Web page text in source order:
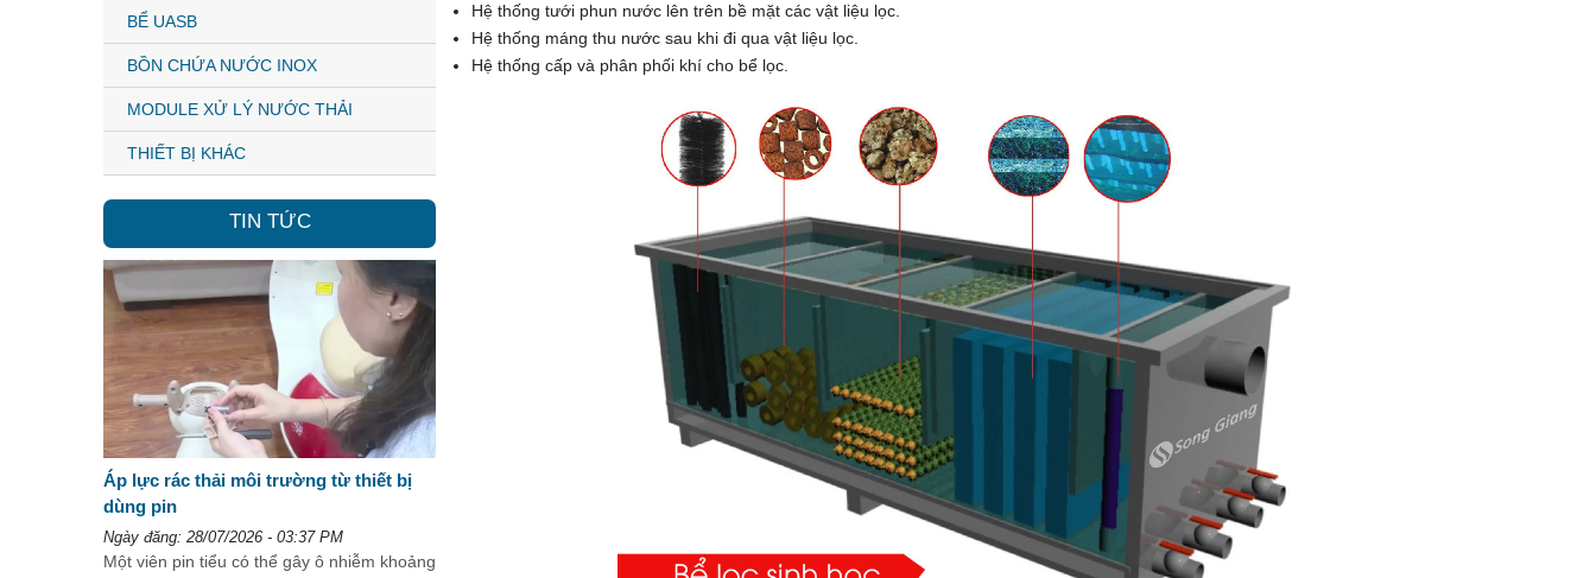
Hệ thống tưới phun nước lên trên bề mặt các vật liệu lọc.
Hệ thống máng thu nước sau khi đi qua vật liệu lọc.
Hệ thống cấp và phân phối khí cho bể lọc.
BỂ UASB
BỒN CHỨA NƯỚC INOX
MODULE XỬ LÝ NƯỚC THẢI
THIẾT BỊ KHÁC
TIN TỨC
Áp lực rác thải môi trường từ thiết bị
dùng pin
Ngày đăng: 28/07/2026 - 03:37 PM
Một viên pin tiểu có thể gây ô nhiễm khoảng